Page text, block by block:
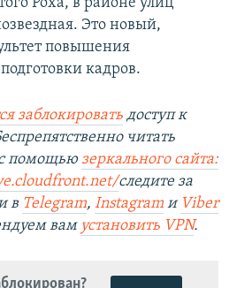
Это новый,
повышения
кадров.
заблокировать доступ к
читать
помощью зеркального сайта:
следите за
в Telegram, Instagram и Viber
вам установить VPN.